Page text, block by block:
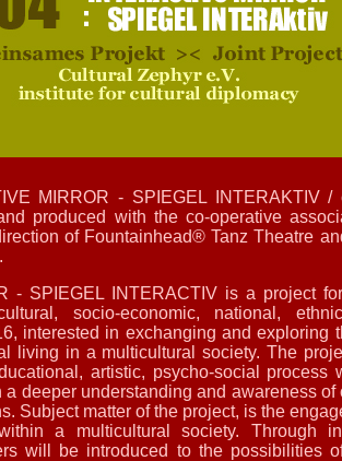
MIRROR - SPIEGEL INTERAKTIV /
produced with the co-operative
of Fountainhead® Tanz Theatre
- SPIEGEL INTERACTIV is a project
socio-economic, national,
interested in exchanging and exploring
living in a multicultural society. The
artistic, psycho-social process
deeper understanding and awareness of
Subject matter of the project, is the
a multicultural society. Through
will be introduced to the possibilities